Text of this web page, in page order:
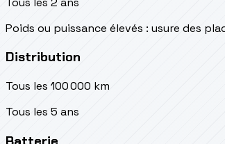
Poids ou puissance élevés : usure des
Distribution
Tous les 100 000 km
Tous les 5 ans